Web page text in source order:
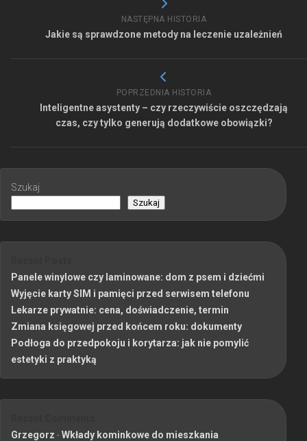
NASTĘPNA HISTORIA
Jakie są sprawdzone metody na leczenie uzależnień
POPRZEDNIA HISTORIA
Inteligentne asystenty – czy rzeczywiście oszczędzają
czas, czy tylko generują dodatkowe obowiązki?
Szukaj
Szukaj
Panele winylowe czy laminowane: dom z psem i dziećmi
Wyjęcie karty SIM i pamięci przed serwisem telefonu
Lekarze prywatnie: cena, doświadczenie, termin
Zmiana księgowej przed końcem roku: dokumenty
Podłoga do przedpokoju i korytarza: jak nie pomylić
estetyki z praktyką
Grzegorz -Wkłady kominkowe do mieszkania